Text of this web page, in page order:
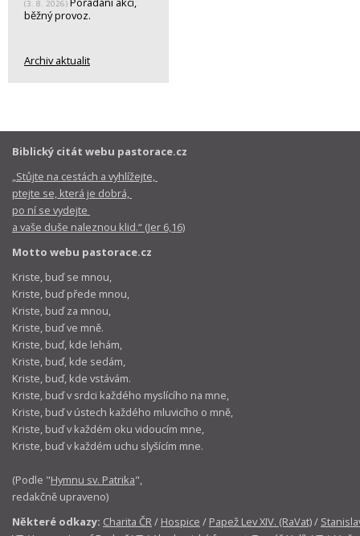
(3. 8. 2026)
běžný provoz.
Archiv aktualit
Biblický citát webu pastorace.cz
„Stůjte na cestách a vyhlížejte,
ptejte se, která je dobrá,
po ní se vydejte
a vaše duše naleznou klid.“ (Jer 6,16)
Motto webu pastorace.cz
Kriste, buď se mnou,
Kriste, buď přede mnou,
Kriste, buď za mnou,
Kriste, buď ve mně.
Kriste, buď, kde lehám,
Kriste, buď, kde sedám,
Kriste, buď, kde vstávám.
Kriste, buď v srdci každého myslícího na mne,
Kriste, buď v ústech každého mluvicího o mně,
Kriste, buď v každém oku vidoucím mne,
Kriste, buď v každém uchu slyšícím mne.
(Podle "Hymnu sv. Patrika",
redakčně upraveno)
Některé odkazy: Charita ČR/ Hospice / Papež Lev XIV. (RaVat)/